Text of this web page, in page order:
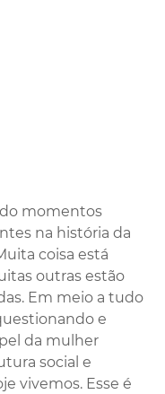
momentos
na história da
coisa está
outras estão
Em meio a tudo
e
da mulher
social e
vivemos. Esse é